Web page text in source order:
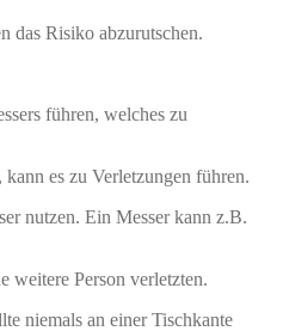
das Risiko abzurutschen.
führen, welches zu
es zu Verletzungen führen.
nutzen. Ein Messer kann z.B.
Person verletzten.
niemals an einer Tischkante